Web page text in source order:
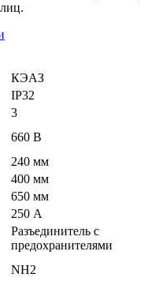
КЭАЗ
IP32
3
660 В
240 мм
400 мм
650 мм
250 А
Разъединитель с
предохранителями
NH2